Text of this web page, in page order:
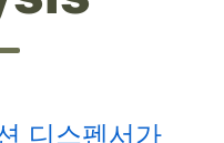
디스펜서가